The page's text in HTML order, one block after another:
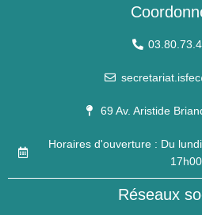
69 Av. Aristide
Horaires d'ouverture : Du
17h00
Réseaux